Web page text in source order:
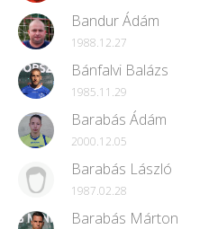
Bandur Ádám
1988.12.27
Bánfalvi Balázs
1985.11.29
Barabás Ádám
2000.12.05
Barabás László
1987.02.28
Barabás Márton